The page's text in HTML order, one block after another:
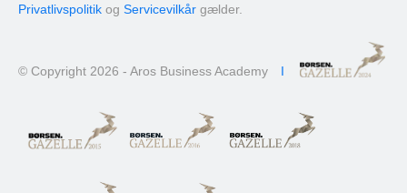
Privatlivspolitik og Servicevilkår gælder.
© Copyright 2026 - Aros Business Academy I